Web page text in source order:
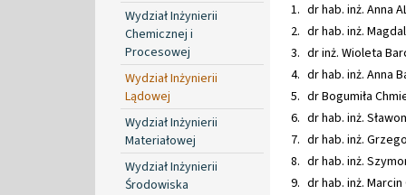
Wydział Inżynierii
Chemicznej i
Procesowej
Wydział Inżynierii
Lądowej
Wydział Inżynierii
Materiałowej
Wydział Inżynierii
Środowiska
dr hab. inż. Anna
dr hab. inż.
dr inż. Wioleta
dr hab. inż. Anna
dr Bogumiła
dr hab. inż.
dr hab. inż.
dr hab. inż.
dr hab. inż.